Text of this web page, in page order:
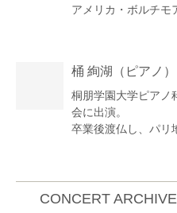
アメリカ・ボルチモ
スに招待参加、出演
ロリン・マゼール指
内外の演奏家と数多
桐朋学園大学嘱託演
シアンアカデミー (
デミー初の栄誉賞
現在、ソロ、室内楽
桶 絢湖 （ピアノ）
桐朋学園大学ピアノ
会に出演。
卒業後渡仏し、パリ
スト課程を審査員
フランスにて音楽院
務める。
CONCERT ARCHIVE